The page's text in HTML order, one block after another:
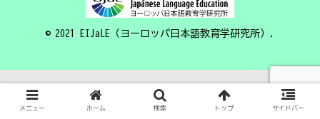
© 2021 EIJaLE（ヨーロッパ日本語教育学研究所）.
メニュー ホーム 検索 トップ サイドバー